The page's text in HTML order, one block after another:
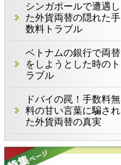
シンガポールで遭遇し
た外貨両替の隠れた手
数料トラブル
ベトナムの銀行で両替
をしようとした時のト
ラブル
ドバイの罠！手数料無
料の甘い言葉に騙され
た外貨両替の真実